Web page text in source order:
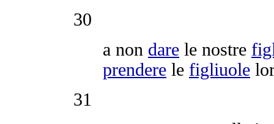
30
a non dare le nostre
prendere le figliuole
31